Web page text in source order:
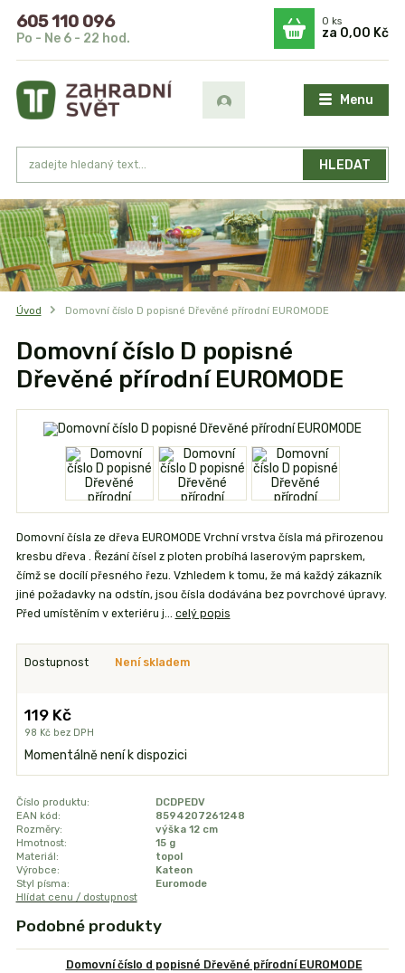
Menu
HLEDAT
605 110 096
Po - Ne 6 - 22 hod.
0ks
za 0,00 Kč
Úvod Domovní číslo D popisné Dřevěné přírodní EUROMODE
Domovní číslo D popisné
Dřevěné přírodní EUROMODE
Domovní čísla ze dřeva EUROMODE Vrchní vrstva čísla má přirozenou
kresbu dřeva . Řezání čísel z ploten probíhá laserovým paprskem,
čímž se docílí přesného řezu. Vzhledem k tomu, že má každý zákazník
jiné požadavky na odstín, jsou čísla dodávána bez povrchové úpravy.
Před umístěním v exteriéru j... celý popis
Dostupnost Není skladem
119 Kč
98 Kč bez DPH
Momentálně není k dispozici
Číslo produktu:
DCDPEDV
EAN kód:
8594207261248
Rozměry:
výška 12 cm
Hmotnost:
15 g
Materiál:
topol
Výrobce:
Kateon
Styl písma:
Euromode
Hlídat cenu / dostupnost
Podobné produkty
Domovní číslo d popisné Dřevěné přírodní EUROMODE